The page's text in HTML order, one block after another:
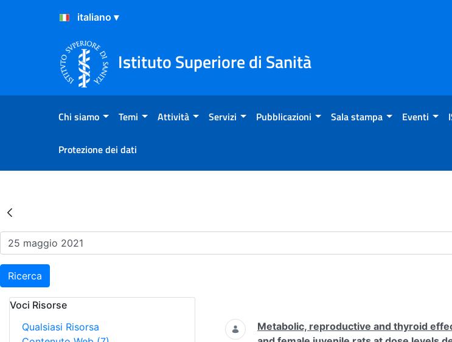
Salta al Contenuto
Salta al Footer
Istituto Superiore di Sanità
Chi siamo Temi Attività Servizi Pubblicazioni Sala stampa Eventi
Protezione dei dati
Risultati della Ricerca - Eventi
Ricerca
Voci Risorse
Qualsiasi Risorsa
Ricerca
Metabolic, reproductive and thyroid